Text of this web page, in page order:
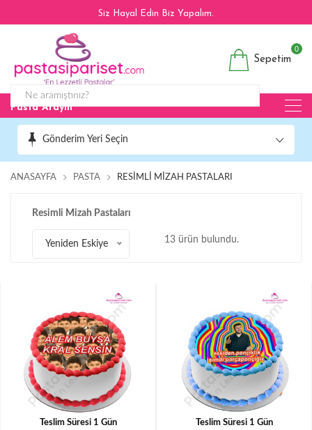
Siz Hayal Edin Biz Yapalım.
Sepetim
0
Pasta Arayın
Gönderim Yeri Seçin
ANASAYFA PASTA RESIMLI MIZAH PASTALARI
Resimli Mizah Pastaları
Yeniden Eskiye 13 ürün bulundu.
Teslim Süresi 1 Gün Teslim Süresi 1 Gün